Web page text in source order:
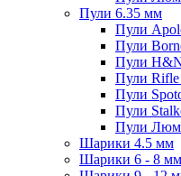
Пули 6.35 мм
Пули
Пули
Пули
Пули
Пули
Пули
Пули
Шарики 4.5 мм
Шарики 6 - 8 мм